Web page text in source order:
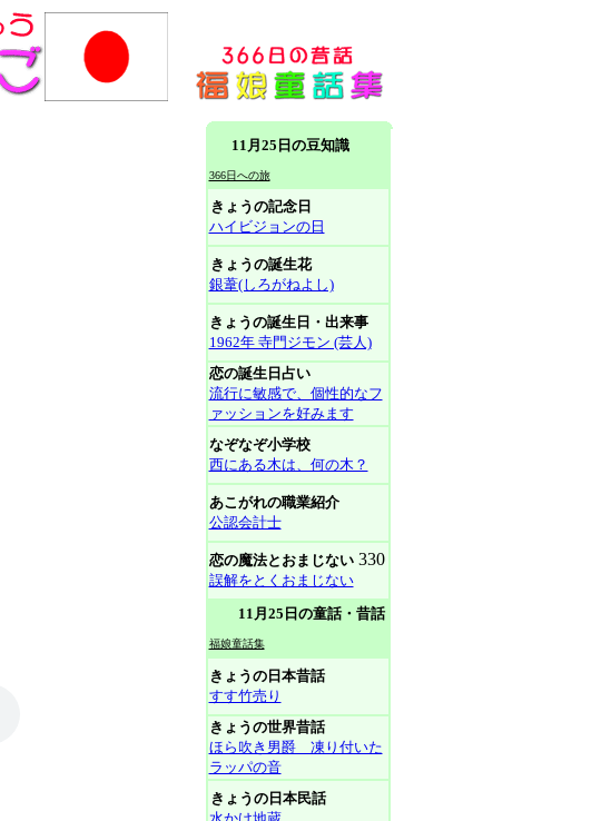
11月25日の豆知識
366日への旅
きょうの記念日
ハイビジョンの日
きょうの誕生花
銀葦(しろがねよし)
きょうの誕生日・出来事
1962年 寺門ジモン (芸人)
恋の誕生日占い
流行に敏感で、個性的なフ
ァッションを好みます
なぞなぞ小学校
西にある木は、何の木？
あこがれの職業紹介
公認会計士
恋の魔法とおまじない330
誤解をとくおまじない
11月25日の童話・昔話
福娘童話集
きょうの日本昔話
すす竹売り
きょうの世界昔話
ほら吹き男爵 凍り付いた
ラッパの音
きょうの日本民話